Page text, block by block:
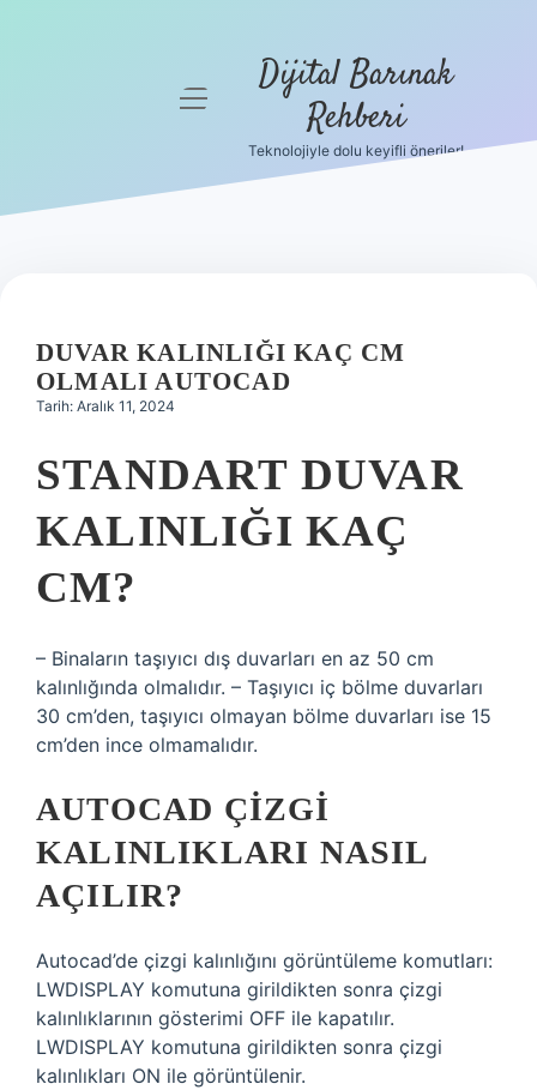
Hakkımızda
menüyü
Dijital Barınak
Rehberi
Teknolojiyle dolu keyifli öneriler!
DUVAR KALINLIĞI KAÇ CM
OLMALI AUTOCAD
Tarih: Aralık 11, 2024
STANDART DUVAR
KALINLIĞI KAÇ
CM?
– Binaların taşıyıcı dış duvarları en az 50 cm
kalınlığında olmalıdır. – Taşıyıcı iç bölme duvarları
30 cm’den, taşıyıcı olmayan bölme duvarları ise 15
cm’den ince olmamalıdır.
AUTOCAD ÇIZGI
KALINLIKLARI NASIL
AÇILIR?
Autocad’de çizgi kalınlığını görüntüleme komutları:
LWDISPLAY komutuna girildikten sonra çizgi
kalınlıklarının gösterimi OFF ile kapatılır.
LWDISPLAY komutuna girildikten sonra çizgi
kalınlıkları ON ile görüntülenir.